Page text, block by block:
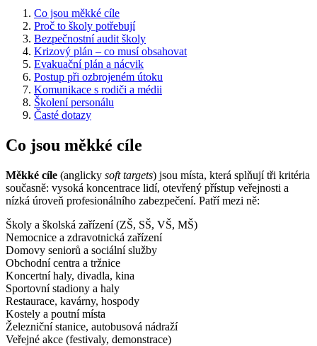
Co jsou měkké cíle
Proč to školy potřebují
Bezpečnostní audit školy
Krizový plán – co musí obsahovat
Evakuační plán a nácvik
Postup při ozbrojeném útoku
Komunikace s rodiči a médii
Školení personálu
Časté dotazy
Co jsou měkké cíle
Měkké cíle (anglicky soft targets) jsou místa, která splňují tři kritéria
současně: vysoká koncentrace lidí, otevřený přístup veřejnosti a
nízká úroveň profesionálního zabezpečení. Patří mezi ně:
Školy a školská zařízení (ZŠ, SŠ, VŠ, MŠ)
Nemocnice a zdravotnická zařízení
Domovy seniorů a sociální služby
Obchodní centra a tržnice
Koncertní haly, divadla, kina
Sportovní stadiony a haly
Restaurace, kavárny, hospody
Kostely a poutní místa
Železniční stanice, autobusová nádraží
Veřejné akce (festivaly, demonstrace)